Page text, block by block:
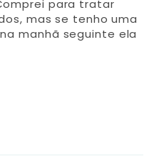
para tratar
mas se tenho uma
manhã seguinte ela